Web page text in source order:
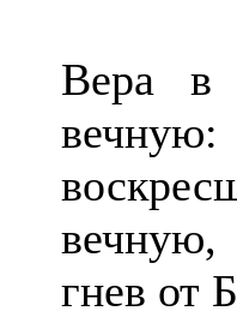
Вера в
гнев от